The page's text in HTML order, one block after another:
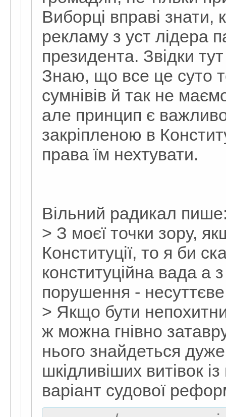
Виборці вправі знати,
рекламу з уст лідера
президента. Звідки
Знаю, що все це суто
сумнівів й так не
але принцип є
закріпленою в
права їм нехтувати.
Вільний радикал
> З моєї точки зору,
Конституції, то я би
конституційна вада а
порушення -
> Якщо бути
ж можна гнівно
нього знайдеться дуже
шкідливіших витівок
варіант судової